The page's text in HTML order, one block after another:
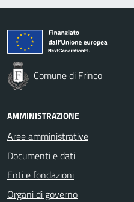
Comune di Frinco
AMMINISTRAZIONE
Aree amministrative
Documenti e dati
Enti e fondazioni
Organi di governo